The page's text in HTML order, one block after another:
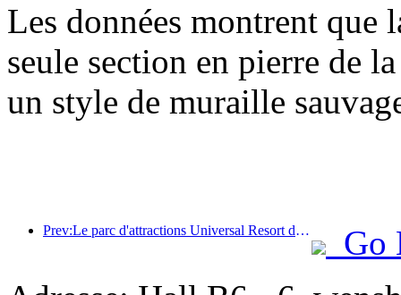
Les données montrent que
seule section en pierre de
un style de muraille
Prev:Le parc d'attractions Universal Resort de Pékin lancera son événement du Nouvel An chinois le 23 janvier, qui durera 40 jours.
Go